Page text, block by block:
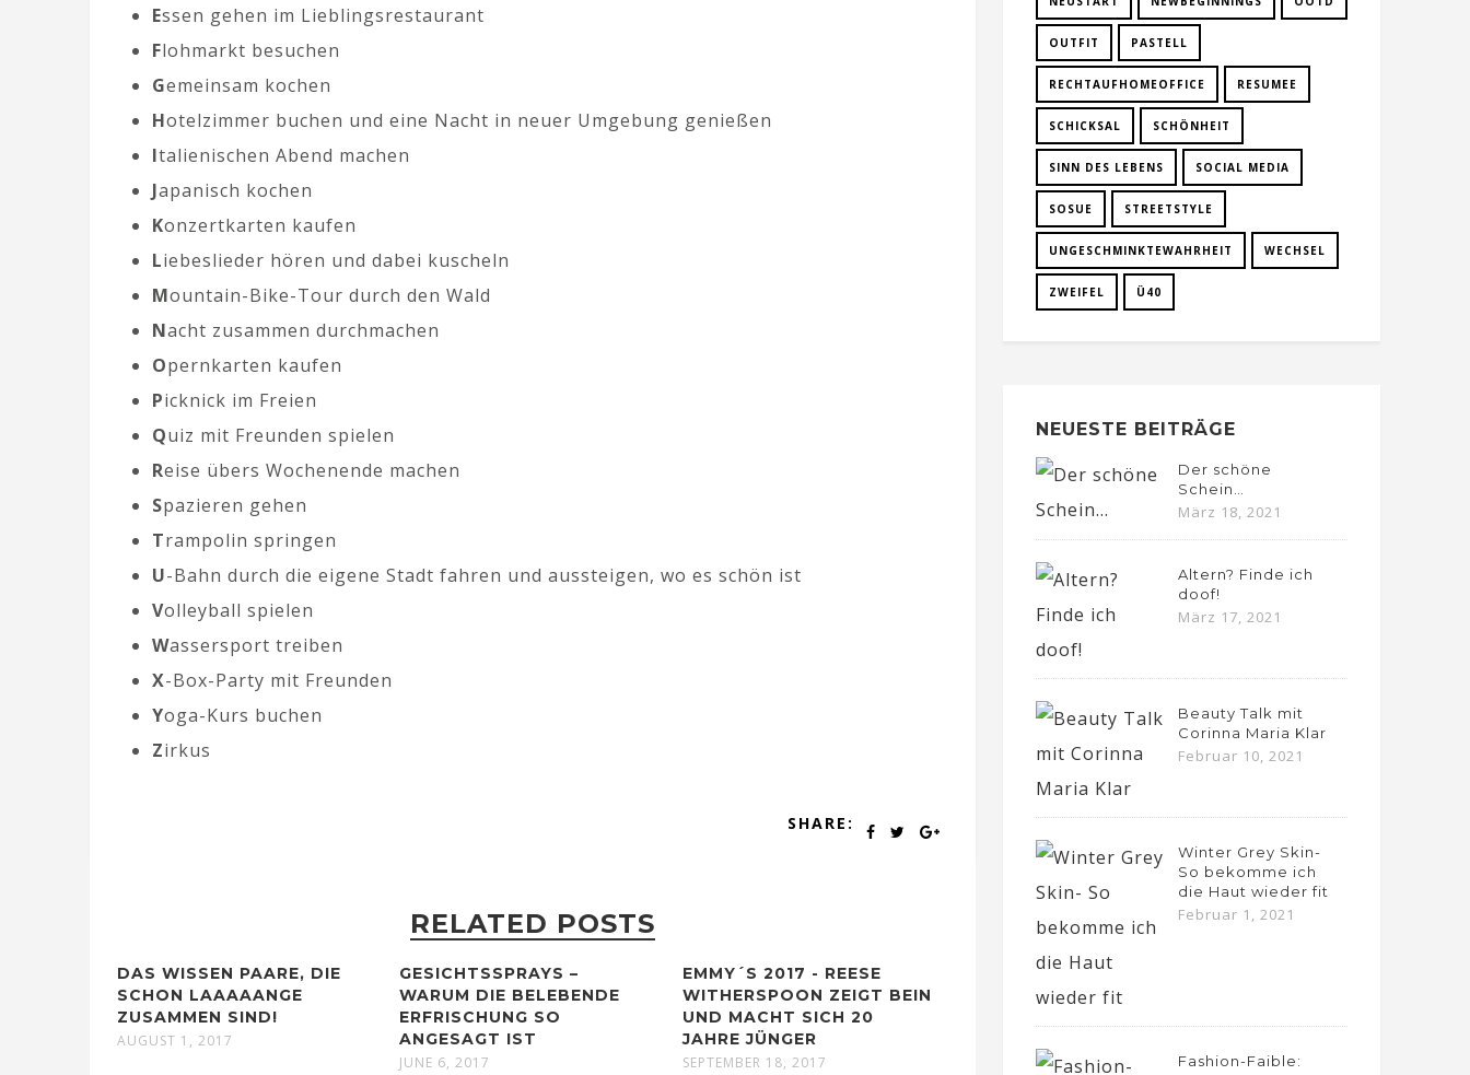
Essen gehen im Lieblingsrestaurant
Flohmarkt besuchen
Gemeinsam kochen
Hotelzimmer buchen und eine Nacht in neuer Umgebung genießen
Italienischen Abend machen
Japanisch kochen
Konzertkarten kaufen
Liebeslieder hören und dabei kuscheln
Mountain-Bike-Tour durch den Wald
Nacht zusammen durchmachen
Opernkarten kaufen
Picknick im Freien
Quiz mit Freunden spielen
Reise übers Wochenende machen
Spazieren gehen
Trampolin springen
U-Bahn durch die eigene Stadt fahren und aussteigen, wo es schön ist
Volleyball spielen
Wassersport treiben
X-Box-Party mit Freunden
Yoga-Kurs buchen
Zirkus
SHARE:
RELATED POSTS
DAS WISSEN PAARE, DIE
SCHON LAAAAANGE
ZUSAMMEN SIND!
AUGUST 1, 2017
GESICHTSSPRAYS –
WARUM DIE BELEBENDE
ERFRISCHUNG SO
ANGESAGT IST
JUNE 6, 2017
EMMY´S 2017 - REESE
WITHERSPOON ZEIGT BEIN
UND MACHT SICH 20
JAHRE JÜNGER
SEPTEMBER 18, 2017
OUTFIT PASTELL
RECHTAUFHOMEOFFICE RESUMEE
SCHICKSAL SCHÖNHEIT
SINN DES LEBENS SOCIAL MEDIA
SOSUE STREETSTYLE
UNGESCHMINKTEWAHRHEIT WECHSEL
ZWEIFEL Ü40
NEUESTE BEITRÄGE
Der schöne
Schein…
März 18, 2021
Altern? Finde ich
doof!
März 17, 2021
Beauty Talk mit
Corinna Maria Klar
Februar 10, 2021
Winter Grey Skin-
So bekomme ich
die Haut wieder fit
Februar 1, 2021
Fashion-Faible: